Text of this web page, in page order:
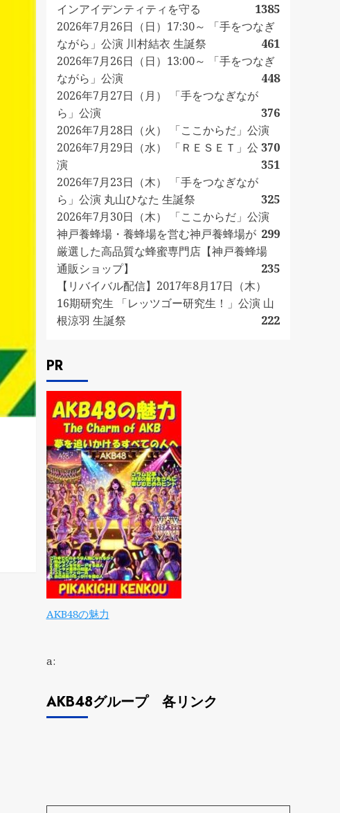
インアイデンティティを守る
1385
2026年7月26日（日）17:30～ 「手をつなぎ
ながら」公演 川村結衣 生誕祭
461
2026年7月26日（日）13:00～ 「手をつなぎ
ながら」公演
448
2026年7月27日（月） 「手をつなぎなが
ら」公演
376
2026年7月28日（火） 「ここからだ」公演
370
2026年7月29日（水） 「ＲＥＳＥＴ」公
演
351
2026年7月23日（木） 「手をつなぎなが
ら」公演 丸山ひなた 生誕祭
325
2026年7月30日（木） 「ここからだ」公演
299
神戸養蜂場・養蜂場を営む神戸養蜂場が
厳選した高品質な蜂蜜専門店【神戸養蜂場
通販ショップ】
235
【リバイバル配信】2017年8月17日（木）
16期研究生 「レッツゴー研究生！」公演 山
根涼羽 生誕祭
222
PR
AKB48の魅力
a:
AKB48グループ 各リンク